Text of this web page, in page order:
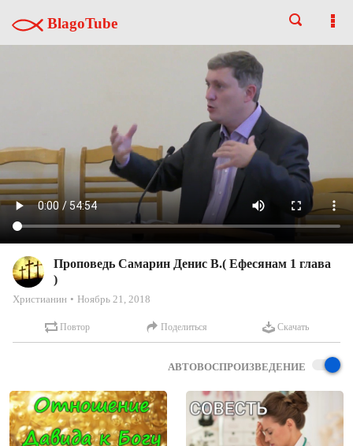
BlagoTube
Проповедь Самарин Денис В.( Ефесянам 1 глава
)
Христианин Ноябрь 21, 2018
Повтор Поделиться Скачать
АВТОВОСПРОИЗВЕДЕНИЕ